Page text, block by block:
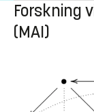
Forskning
(MAI)